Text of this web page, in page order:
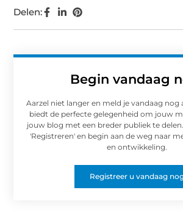
Begin vandaag
Aarzel niet langer en meld je vandaag nog
biedt de perfecte gelegenheid om jouw
jouw blog met een breder publiek te
'Registreren' en begin aan de weg naar
en ontwikkeling.
Registreer u vandaag
Delen: